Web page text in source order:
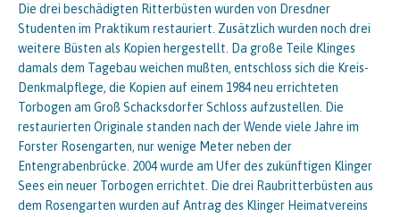
Die drei beschädigten Ritterbüsten wurden von Dresdner
Studenten im Praktikum restauriert. Zusätzlich wurden noch drei
weitere Büsten als Kopien hergestellt. Da große Teile Klinges
damals dem Tagebau weichen mußten, entschloss sich die Kreis-
Denkmalpflege, die Kopien auf einem 1984 neu errichteten
Torbogen am Groß Schacksdorfer Schloss aufzustellen. Die
restaurierten Originale standen nach der Wende viele Jahre im
Forster Rosengarten, nur wenige Meter neben der
Entengrabenbrücke. 2004 wurde am Ufer des zukünftigen Klinger
Sees ein neuer Torbogen errichtet. Die drei Raubritterbüsten aus
dem Rosengarten wurden auf Antrag des Klinger Heimatvereins